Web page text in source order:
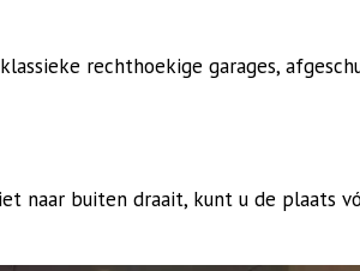
rechthoekige garages,
naar buiten draait, kunt u de plaats